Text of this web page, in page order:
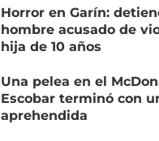
Horror en Garín:
hombre acusado de
hija de 10 años
Una pelea en el
Escobar terminó con
aprehendida